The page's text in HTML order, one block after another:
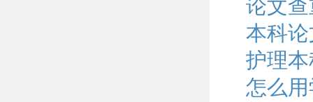
论文
本科
护理
怎么